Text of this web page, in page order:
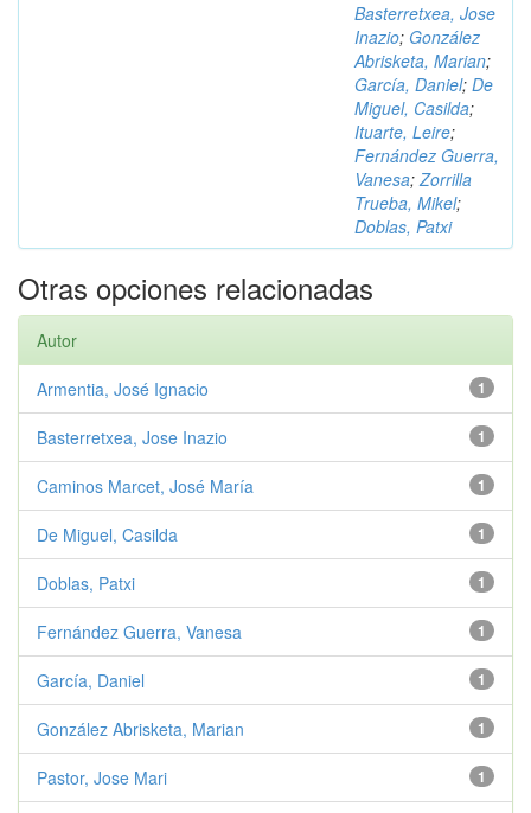
Basterretxea, Jose
Inazio; González
Abrisketa, Marian;
García, Daniel; De
Miguel, Casilda;
Ituarte, Leire;
Fernández Guerra,
Vanesa;Zorrilla
Trueba, Mikel;
Doblas, Patxi
Otras opciones relacionadas
Autor
1
Armentia, José Ignacio
1
Basterretxea, Jose Inazio
1
Caminos Marcet, José María
1
De Miguel, Casilda
1
Doblas, Patxi
1
Fernández Guerra, Vanesa
1
García, Daniel
1
González Abrisketa, Marian
1
Pastor, Jose Mari